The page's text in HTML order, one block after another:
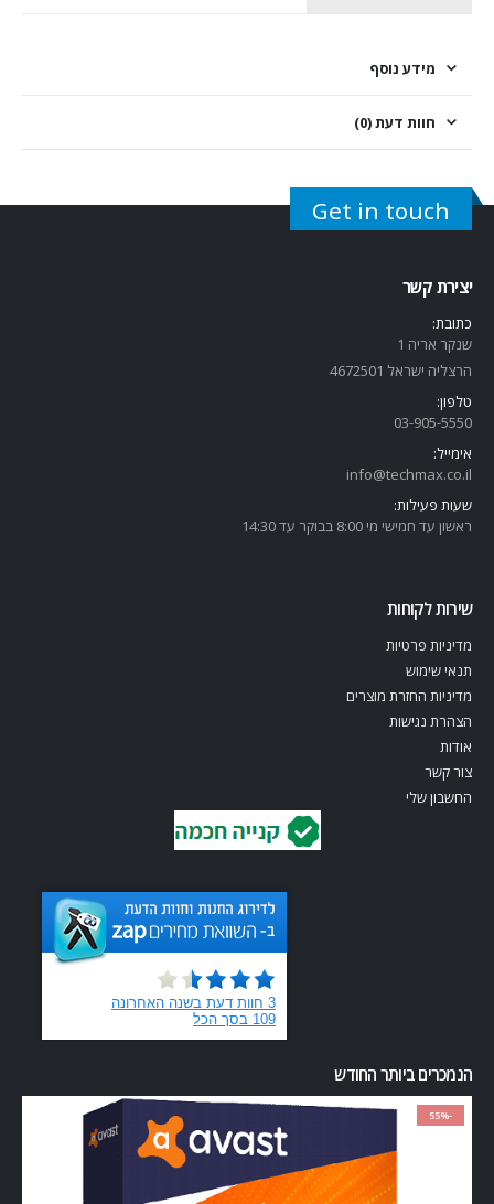
מידע נוסף
חוות דעת (0)
Get in touch
יצירת קשר
כתובת:
שנקר אריה 1
הרצליה ישראל 4672501
טלפון:
03-905-5550
אימייל:
info@techmax.co.il
שעות פעילות:
ראשון עד חמישי מי 8:00 בבוקר עד 14:30
שירות לקוחות
מדיניות פרטיות
תנאי שימוש
מדיניות החזרת מוצרים
הצהרת נגישות
אודות
צור קשר
החשבון שלי
הנמכרים ביותר החודש
-55%